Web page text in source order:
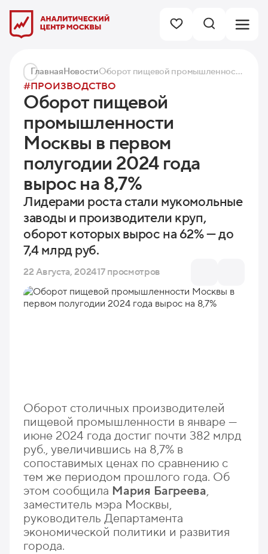
ГлавнаяНовости Оборот пищевой промышленности Москвы в первом полугодии 2024 года вырос на 8,7%
#ПРОИЗВОДСТВО
Оборот пищевой
промышленности
Москвы в первом
полугодии 2024 года
вырос на 8,7%
Лидерами роста стали мукомольные
заводы и производители круп,
оборот которых вырос на 62% — до
7,4 млрд руб.
22 Августа, 202417 просмотров
Оборот столичных производителей
пищевой промышленности в январе —
июне 2024 года достиг почти 382 млрд
руб., увеличившись на 8,7% в
сопоставимых ценах по сравнению с
тем же периодом прошлого года. Об
этом сообщила Мария Багреева,
заместитель мэра Москвы,
руководитель Департамента
экономической политики и развития
города.